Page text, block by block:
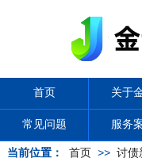
首页 关于
常见问题 服务
当前位置： 首页 >> 讨债